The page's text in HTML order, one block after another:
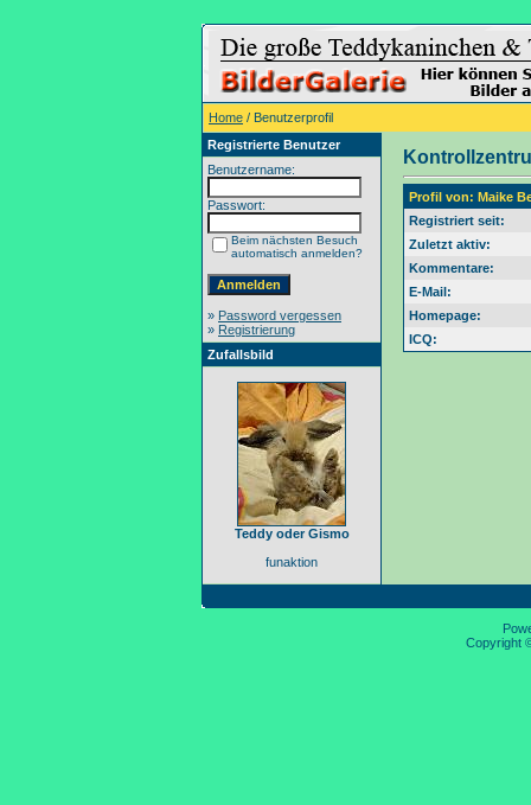
Home / Benutzerprofil
Registrierte Benutzer
Benutzername:
Passwort:
Beim nächsten Besuch
automatisch anmelden?
» Password vergessen
» Registrierung
Zufallsbild
Teddy oder Gismo
funaktion
Profil von: Maike
Registriert seit:
Zuletzt aktiv:
Kommentare:
E-Mail:
Homepage:
ICQ:
Copyright